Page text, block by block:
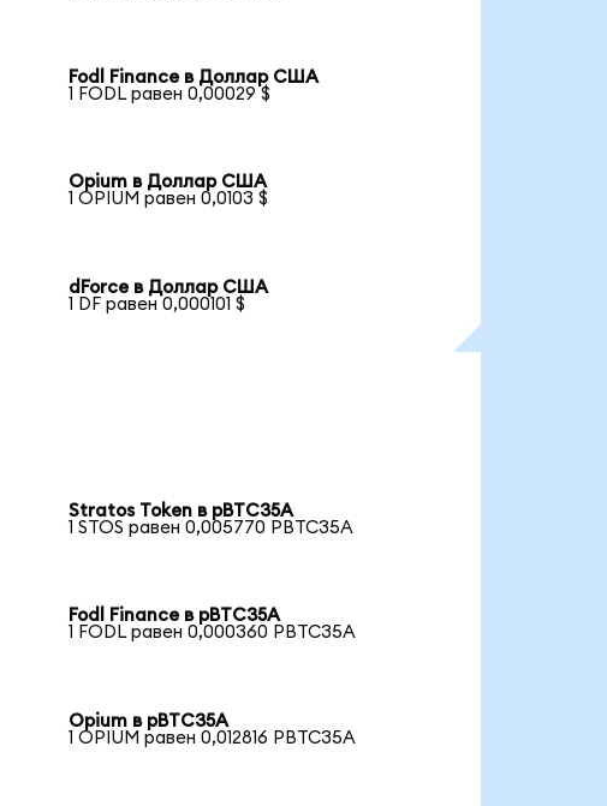
Fodl Finance в Доллар США
1 FODL равен 0,00029 $
Opium в Доллар США
1 OPIUM равен 0,0103 $
dForce в Доллар США
1 DF равен 0,000101 $
Stratos Token в pBTC35A
1 STOS равен 0,005770 PBTC35A
Fodl Finance в pBTC35A
1 FODL равен 0,000360 PBTC35A
Opium в pBTC35A
1 OPIUM равен 0,012816 PBTC35A